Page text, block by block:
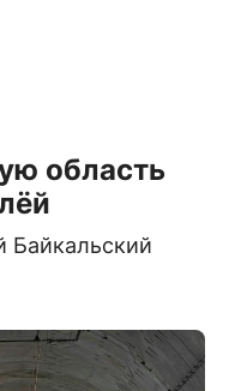
область
Байкальский